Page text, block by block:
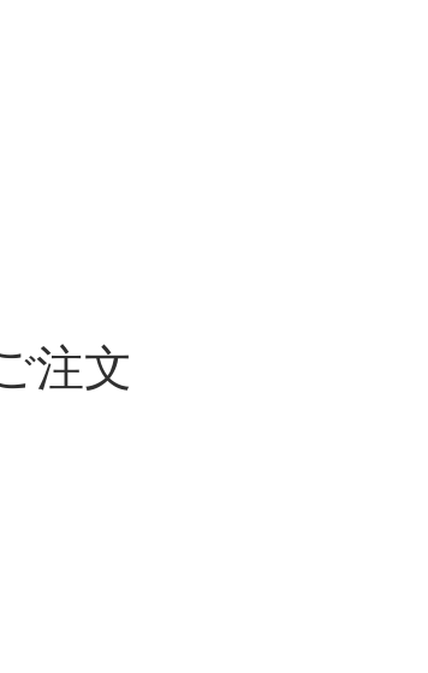
注文